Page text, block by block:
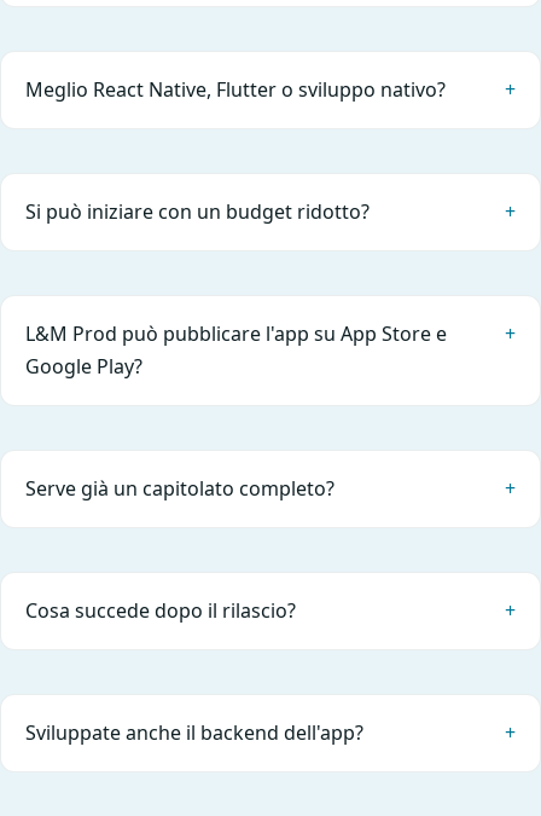
Meglio React Native, Flutter o sviluppo nativo?
Si può iniziare con un budget ridotto?
L&M Prod può pubblicare l'app su App Store e
Google Play?
Serve già un capitolato completo?
Cosa succede dopo il rilascio?
Sviluppate anche il backend dell'app?